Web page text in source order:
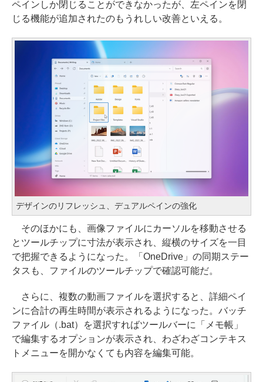
ペインしか閉じることができなかったが、左ペインを閉
じる機能が追加されたのもうれしい改善といえる。
デザインのリフレッシュ、デュアルペインの強化
そのほかにも、画像ファイルにカーソルを移動させる
とツールチップに寸法が表示され、縦横のサイズを一目
で把握できるようになった。「OneDrive」の同期ステー
タスも、ファイルのツールチップで確認可能だ。
さらに、複数の動画ファイルを選択すると、詳細ペイ
ンに合計の再生時間が表示されるようになった。バッチ
ファイル（.bat）を選択すればツールバーに「メモ帳」
で編集するオプションが表示され、わざわざコンテキス
トメニューを開かなくても内容を編集可能。